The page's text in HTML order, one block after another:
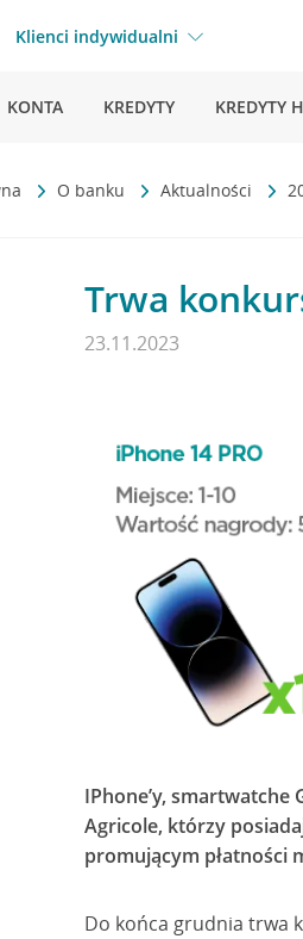
Klienci indywidualni
KONTA KREDYTY KREDYTY
O banku Aktualności
Trwa
23.11.2023
IPhone’y,
Agricole, którzy
promującym płatności
Do końca grudnia trwa